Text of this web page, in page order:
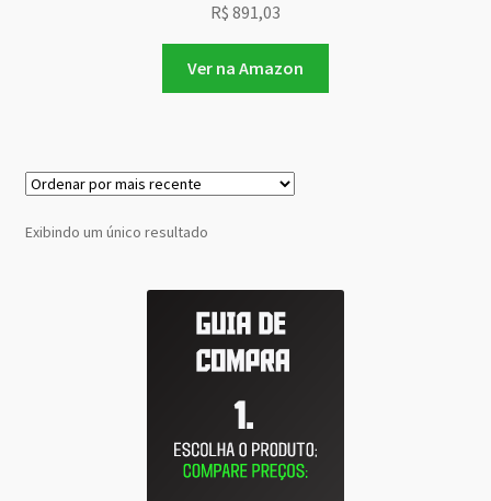
R$ 891,03
Ver na Amazon
Exibindo um único resultado